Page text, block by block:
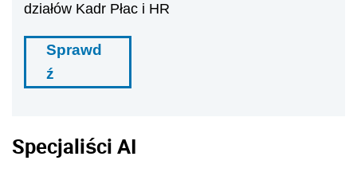
działów Kadr Płac i HR
Sprawd
ź
Specjaliści AI